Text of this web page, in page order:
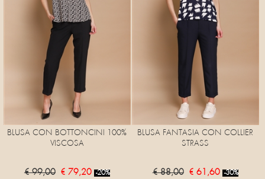
BLUSA CON BOTTONCINI 100%
VISCOSA
€ 99,00 € 79,20 -20%
BLUSA FANTASIA CON COLLIER
STRASS
€ 88,00 € 61,60 -30%